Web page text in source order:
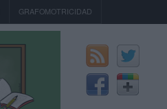
GRAFOMOTRICIDAD